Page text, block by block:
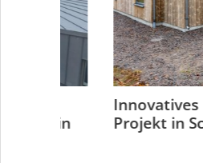
Innovatives
Projekt in